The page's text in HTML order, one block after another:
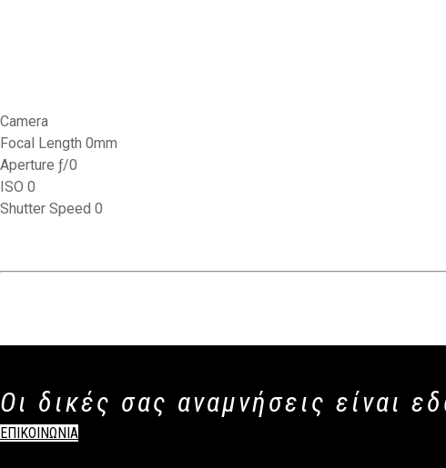
Camera
Focal Length 0mm
Aperture ƒ/0
ISO 0
Shutter Speed 0
Οι δικές σας αναμνήσεις είναι
ΕΠΙΚΟΙΝΩΝΙΑ